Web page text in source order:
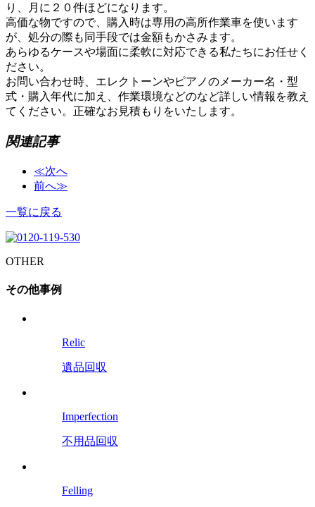
り、月に２０件ほどになります。
高価な物ですので、購入時は専用の高所作業車を使います
が、処分の際も同手段では金額もかさみます。
あらゆるケースや場面に柔軟に対応できる私たちにお任せく
ださい。
お問い合わせ時、エレクトーンやピアノのメーカー名・型
式・購入年代に加え、作業環境などのなど詳しい情報を教え
てください。正確なお見積もりをいたします。
関連記事
≪次へ
前へ≫
一覧に戻る
OTHER
その他事例
Relic
遺品回収
Imperfection
不用品回収
Felling